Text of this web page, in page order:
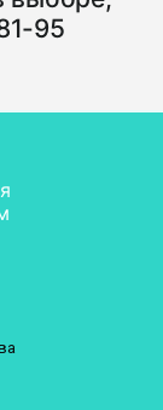
95